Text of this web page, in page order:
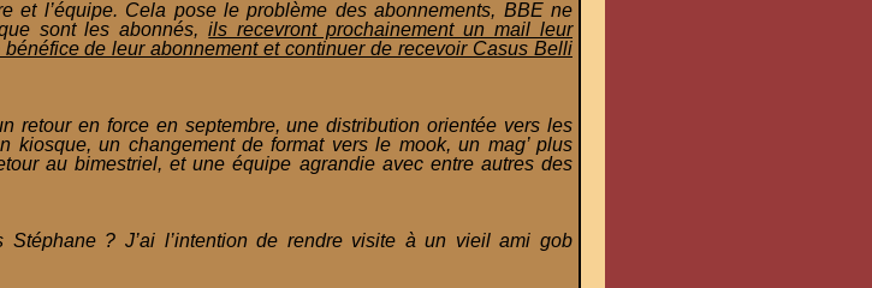
et l’équipe. Cela pose le problème des abonnements, BBE ne
sont les abonnés,ils recevront prochainement un mail leur
de leur abonnement et continuer de recevoir Casus Belli
en force en septembre, une distribution orientée vers les
un changement de format vers le mook, un mag’ plus
au bimestriel, et une équipe agrandie avec entre autres des
Stéphane ? J’ai l’intention de rendre visite à un vieil ami gob